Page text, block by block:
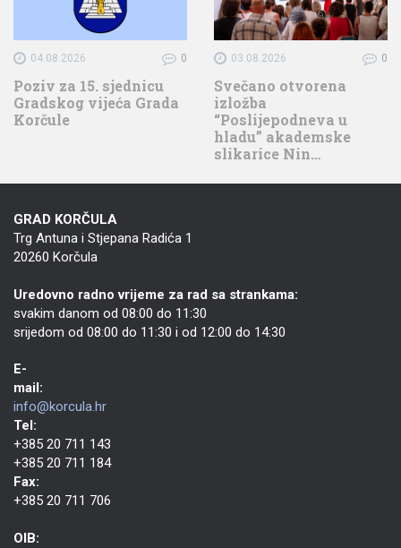
04.08.2026 0
Poziv za 15. sjednicu
Gradskog vijeća Grada
Korčule
03.08.2026 0
Svečano otvorena
izložba
“Poslijepodneva u
hladu” akademske
slikarice Nin…
GRAD KORČULA
Trg Antuna i Stjepana Radića 1
20260 Korčula
Uredovno radno vrijeme za rad sa strankama:
svakim danom od 08:00 do 11:30
srijedom od 08:00 do 11:30 i od 12:00 do 14:30
E-
mail:
info@korcula.hr
Tel:
+385 20 711 143
+385 20 711 184
Fax:
+385 20 711 706
OIB: